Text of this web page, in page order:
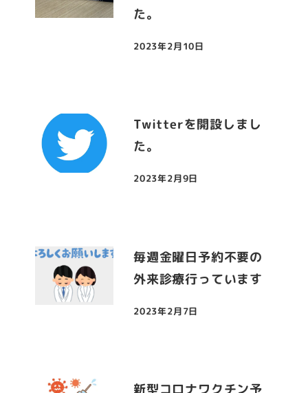
た。
投稿日
2023年2月10日
Twitterを開設しまし
た。
投稿日
2023年2月9日
毎週金曜日予約不要の
外来診療行っています
投稿日
2023年2月7日
新型コロナワクチン予